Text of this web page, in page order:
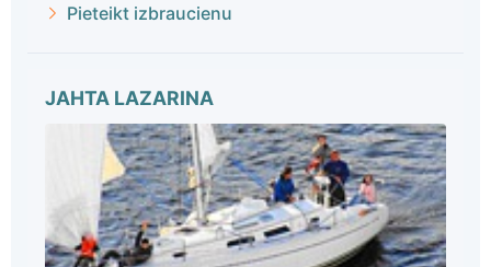
Pieteikt izbraucienu
JAHTA LAZARINA